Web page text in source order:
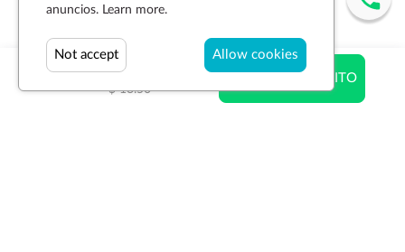
$ 12.15
$ 13.50
AÑADIR AL CARRITO
anuncios. Learn more.
Allow cookies
Not accept